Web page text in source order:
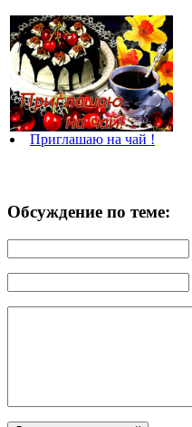
Приглашаю на чай !
Обсуждение по теме: